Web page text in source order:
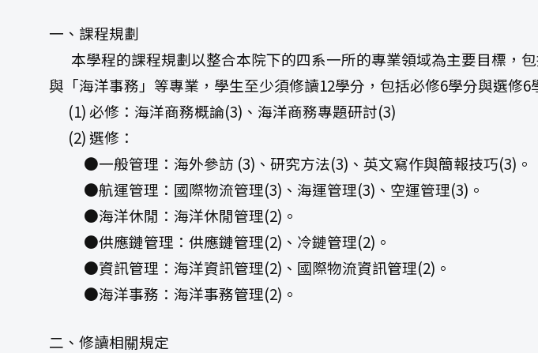
一、課程規劃
本學程的課程規劃以整合本院下的四系一所的專業領域為主要目標，
與「海洋事務」等專業，學生至少須修讀12學分，包括必修6學分與選修6
(1) 必修：海洋商務概論(3)、海洋商務專題研討(3)
(2) 選修：
●一般管理：海外參訪 (3)、研究方法(3)、英文寫作與簡報技巧(3)。
●航運管理：國際物流管理(3)、海運管理(3)、空運管理(3)。
●海洋休閒：海洋休閒管理(2)。
●供應鏈管理：供應鏈管理(2)、冷鏈管理(2)。
●資訊管理：海洋資訊管理(2)、國際物流資訊管理(2)。
●海洋事務：海洋事務管理(2)。
二、修讀相關規定